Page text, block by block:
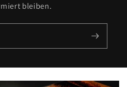
bleiben.